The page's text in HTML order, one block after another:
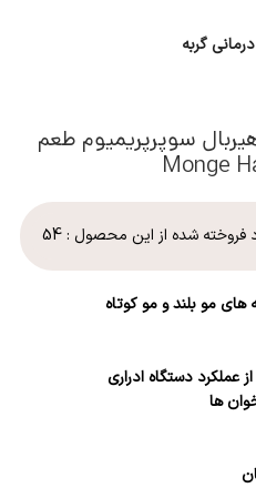
گربه
سوپرپریمیوم طعم
فروخته شده از این محصول :54
مو بلند و مو کوتاه
دستگاه ادراری
ها